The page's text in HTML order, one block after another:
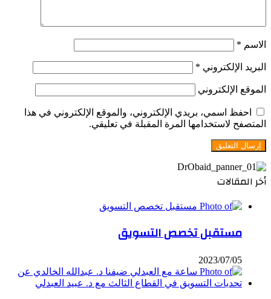
الاسم *
البريد الإلكتروني *
الموقع الإلكتروني
احفظ اسمي، بريدي الإلكتروني، والموقع الإلكتروني في هذا
المتصفح لاستخدامها المرة المقبلة في تعليقي.
أخر المقالات
مستقبل تخصص التسويق
2023/07/05